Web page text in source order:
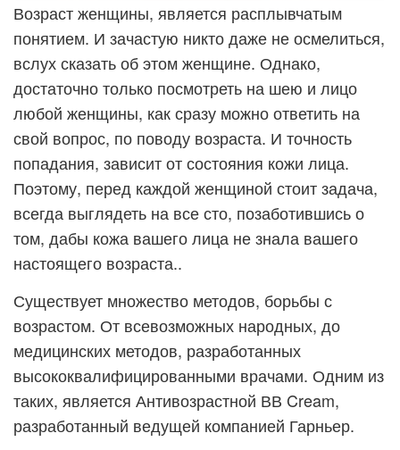
Возраст женщины, является расплывчатым
понятием. И зачастую никто даже не осмелиться,
вслух сказать об этом женщине. Однако,
достаточно только посмотреть на шею и лицо
любой женщины, как сразу можно ответить на
свой вопрос, по поводу возраста. И точность
попадания, зависит от состояния кожи лица.
Поэтому, перед каждой женщиной стоит задача,
всегда выглядеть на все сто, позаботившись о
том, дабы кожа вашего лица не знала вашего
настоящего возраста..
Существует множество методов, борьбы с
возрастом. От всевозможных народных, до
медицинских методов, разработанных
высококвалифицированными врачами. Одним из
таких, является Антивозрастной ВВ Cream,
разработанный ведущей компанией Гарньер.